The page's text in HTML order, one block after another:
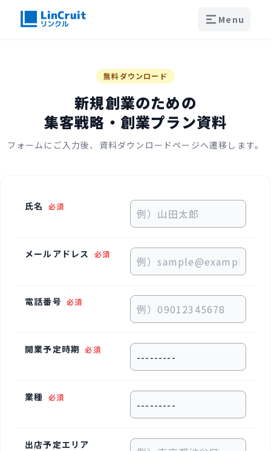
Menu
無料ダウンロード
新規創業のための
集客戦略・創業プラン資料
フォームにご入力後、資料ダウンロードページへ遷移します。
氏名 必須
メールアドレス 必須
電話番号 必須
開業予定時期 必須
業種 必須
出店予定エリア